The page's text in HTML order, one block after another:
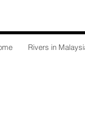
Rivers in